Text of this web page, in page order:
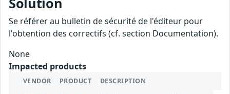
Se référer au bulletin de sécurité de l'éditeur pour
l'obtention des correctifs (cf. section Documentation).
None
Impacted products
VENDOR PRODUCT DESCRIPTION